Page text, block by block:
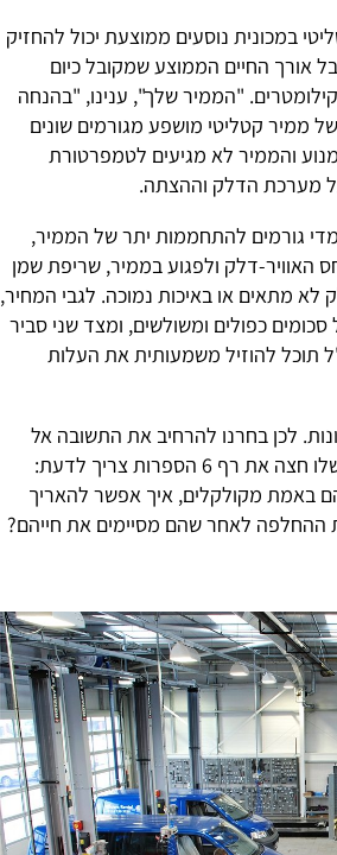
במכונית נוסעים ממוצעת יכול להחזיק
הרכב ולפחות למשך 10 שנים, אבל אורך החיים הממוצע שמקובל כיום
במכוניות חדשות יחסית הוא בין 120,000 ל-160,000 קילומטרים. "הממיר שלך", ענינו, "בהנחה
ממיר קטליטי מושפע מגורמים שונים
והממיר לא מגיעים לטמפרטורת
מערכת הדלק וההצתה.
גורמים להתחממות יתר של הממיר,
האוויר-דלק ולפגוע בממיר, שריפת שמן
לא מתאים או באיכות נמוכה. לגבי המחיר,
כפולים ומשולשים, ומצד שני סביר
תוכל להוזיל משמעותית את העלות
לכן בחרנו להרחיב את התשובה אל
ארבעה נושאים שכל מי שהקילומטראז' של המכונית שלו חצה את רף 6 הספרות צריך לדעת:
באמת מקולקלים, איך אפשר להאריך
ההחלפה לאחר שהם מסיימים את חייהם?